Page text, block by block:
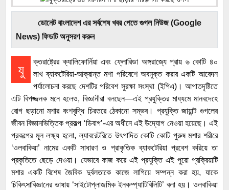
ডোনেট বাংলাদেশ এর সর্বশেষ খবর পেতে গুগল নিউজ (Google
News) ফিডটি অনুসরণ করুন
যু
ক্তরাষ্ট্রের ক্যালিফোর্নিয়া এবং ফ্লোরিডা অঙ্গরাজ্যে প্রায় ৬ কোটি ৪০
লাখ ব্যাকটেরিয়া-আক্রান্ত মশা পরিবেশে অবমুক্ত করার একটি আবেদন
পর্যালোচনা করছে দেশটির পরিবেশ সুরক্ষা সংস্থা (ইপিএ)। আপাতদৃষ্টিতে
এটি বিপজ্জনক মনে হলেও, বিজ্ঞানীরা বলছেন—এই প্রযুক্তির মাধ্যমে মানবদেহে
রোগ ছড়ানো মশার বংশবৃদ্ধি চিরতরে ঠেকানো সম্ভব। প্রযুক্তি জায়ান্ট গুগলের
জীবন বিজ্ঞানভিত্তিক প্রকল্প ‘ডিবাগ’-এর অধীনে এই উদ্যোগ নেওয়া হয়েছে। এই
প্রকল্পের মূল লক্ষ্য হলো, ল্যাবরেটরিতে উৎপাদিত কোটি কোটি পুরুষ মশার শরীরে
‘ওলবাকিয়া’ নামের একটি সাধারণ ও প্রাকৃতিক ব্যাকটেরিয়া প্রবেশ করিয়ে তা
প্রকৃতিতে ছেড়ে দেওয়া। যেভাবে কাজ করে এই প্রযুক্তি এই পুরো প্রক্রিয়াটি
মশার একটি বিশেষ জৈবিক দুর্বলতাকে কাজে লাগিয়ে সম্পন্ন করা হয়, যাকে
চিকিৎসাবিজ্ঞানের ভাষায় ‘সাইটোপ্লাজমিক ইনকম্প্যাটিবিলিটি’ বলা হয়। ওলবাকিয়া